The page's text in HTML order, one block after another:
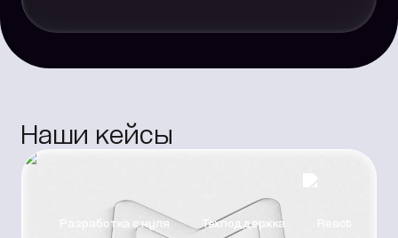
Наши кейсы
Разработка с нуля Техподдержка